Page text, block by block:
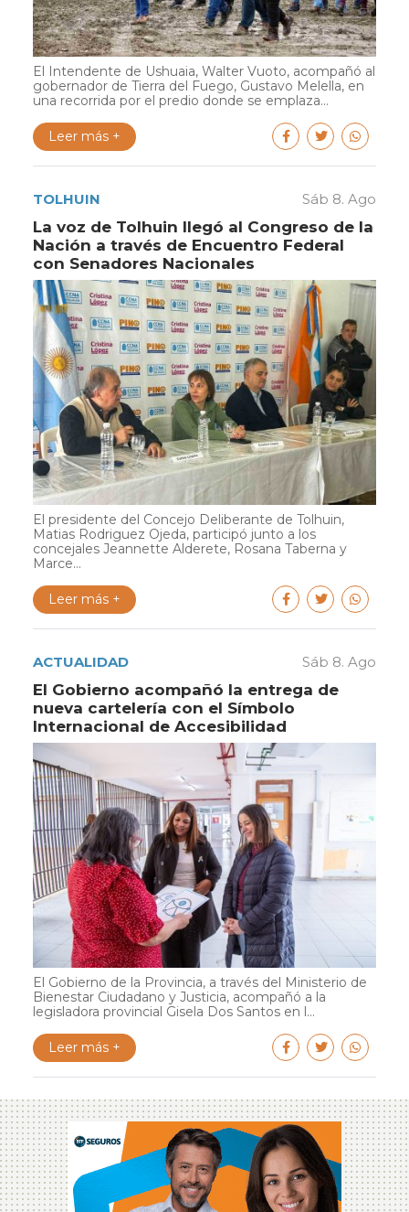
El Intendente de Ushuaia, Walter Vuoto, acompañó al
gobernador de Tierra del Fuego, Gustavo Melella, en
una recorrida por el predio donde se emplaza...
Leer más +
TOLHUIN Sáb 8. Ago
La voz de Tolhuin llegó al Congreso de la
Nación a través de Encuentro Federal
con Senadores Nacionales
El presidente del Concejo Deliberante de Tolhuin,
Matias Rodriguez Ojeda, participó junto a los
concejales Jeannette Alderete, Rosana Taberna y
Marce...
Leer más +
ACTUALIDAD Sáb 8. Ago
El Gobierno acompañó la entrega de
nueva cartelería con el Símbolo
Internacional de Accesibilidad
El Gobierno de la Provincia, a través del Ministerio de
Bienestar Ciudadano y Justicia, acompañó a la
legisladora provincial Gisela Dos Santos en l...
Leer más +